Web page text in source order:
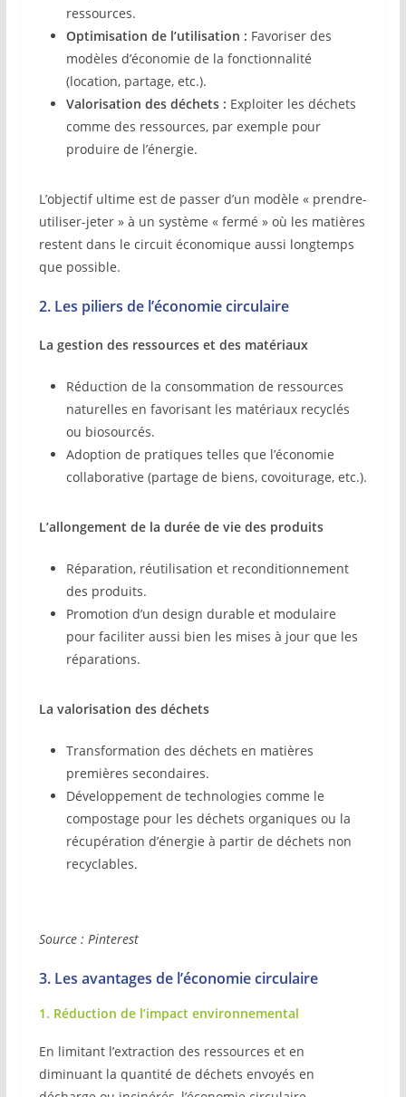
ressources.
Optimisation de l’utilisation : Favoriser des
modèles d’économie de la fonctionnalité
(location, partage, etc.).
Valorisation des déchets : Exploiter les déchets
comme des ressources, par exemple pour
produire de l’énergie.
L’objectif ultime est de passer d’un modèle « prendre-
utiliser-jeter » à un système « fermé » où les matières
restent dans le circuit économique aussi longtemps
que possible.
2. Les piliers de l’économie circulaire
La gestion des ressources et des matériaux
Réduction de la consommation de ressources
naturelles en favorisant les matériaux recyclés
ou biosourcés.
Adoption de pratiques telles que l’économie
collaborative (partage de biens, covoiturage, etc.).
L’allongement de la durée de vie des produits
Réparation, réutilisation et reconditionnement
des produits.
Promotion d’un design durable et modulaire
pour faciliter aussi bien les mises à jour que les
réparations.
La valorisation des déchets
Transformation des déchets en matières
premières secondaires.
Développement de technologies comme le
compostage pour les déchets organiques ou la
récupération d’énergie à partir de déchets non
recyclables.
Source : Pinterest
3. Les avantages de l’économie circulaire
1. Réduction de l’impact environnemental
En limitant l’extraction des ressources et en
diminuant la quantité de déchets envoyés en